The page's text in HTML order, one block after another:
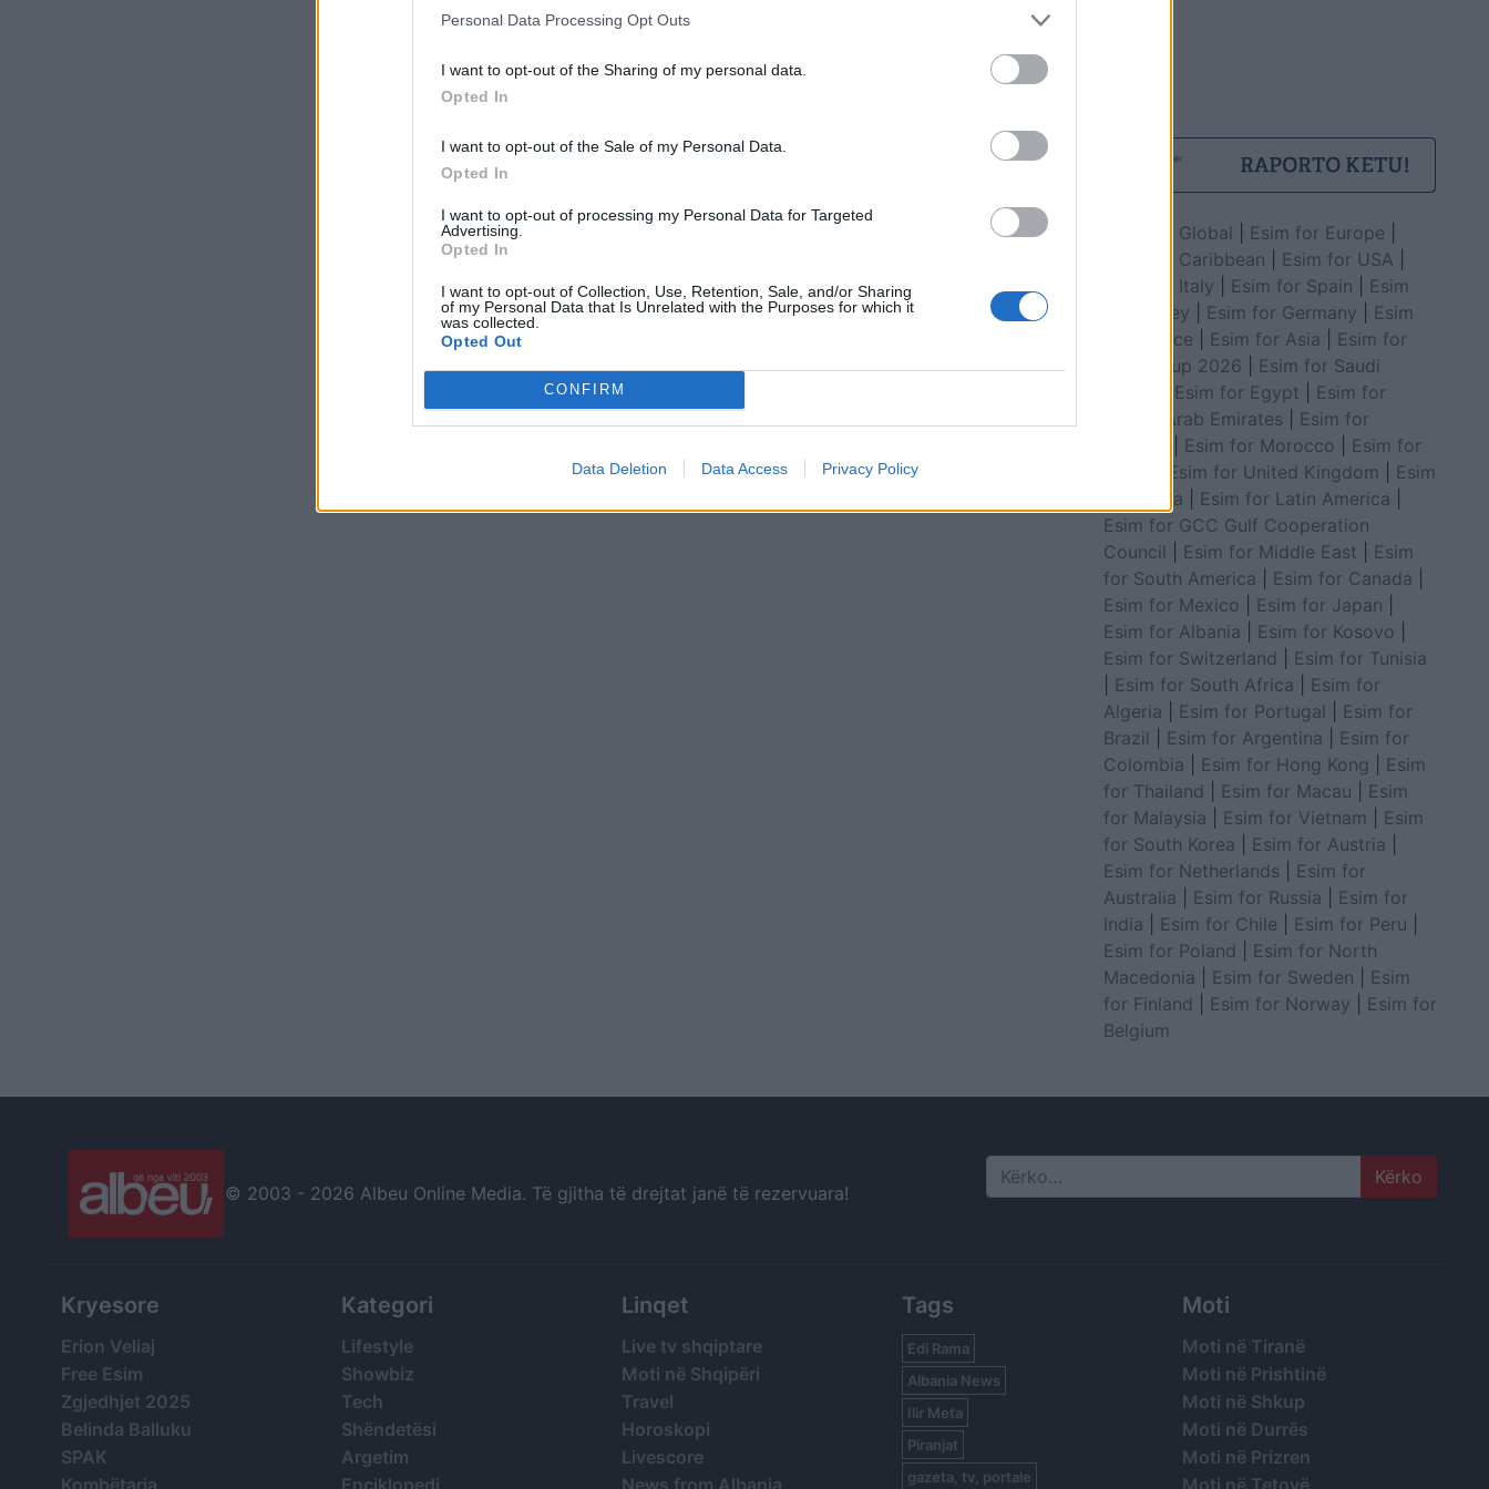
Personal Data Processing Opt Outs
I want to opt-out of the Sharing of my personal data.
Opted In
I want to opt-out of the Sale of my Personal Data.
Opted In
I want to opt-out of processing my Personal Data for Targeted
Advertising.
Opted In
I want to opt-out of Collection, Use, Retention, Sale, and/or Sharing
of my Personal Data that Is Unrelated with the Purposes for which it
was collected.
Opted Out
CONFIRM
Data Deletion Data Access Privacy Policy
Esim for Global Esim for Europe
Esim for Caribbean
Esim for USA
Esim for Italy
Esim for Spain
Esim
for Turkey
Esim for Germany
Esim
for Greece
Esim for Asia
Esim for
World Cup 2026
Esim for Saudi
Esim for Egypt
Esim for
United Arab Emirates
Esim for
Esim for Morocco
Esim for
Esim for United Kingdom
Esim
for Africa
Esim for Latin America
Esim for GCC Gulf Cooperation
Council
Esim for Middle East
Esim
for South America
Esim for Canada
Esim for Mexico
Esim for Japan
Esim for Albania
Esim for Kosovo
Esim for Switzerland
Esim for Tunisia
Esim for South Africa
Esim for
Algeria
Esim for Portugal
Esim for
Brazil
Esim for Argentina
Esim for
Colombia
Esim for Hong Kong
Esim
for Thailand
Esim for Macau
Esim
for Malaysia
Esim for Vietnam
Esim
for South Korea
Esim for Austria
Esim for Netherlands
Esim for
Australia
Esim for Russia
Esim for
India
Esim for Chile Esim for Peru
Esim for Poland
Esim for North
Macedonia
Esim for Sweden
Esim
for Finland
Esim for Norway
Esim for
Belgium
© 2003 - 2026 Albeu Online Media. Të gjitha të drejtat janë të rezervuara! Search
Kryesore
Erion Veliaj
Free Esim
Zgjedhjet 2025
Belinda Balluku
SPAK
Kombëtarja
Kategori
Lifestyle
Showbiz
Tech
Shëndetësi
Argetim
Enciklopedi
Linqet
Live tv shqiptare
Moti në Shqipëri
Travel
Horoskopi
Livescore
News from Albania
Tags
Edi Rama
Albania News
Ilir Meta
Piranjat
gazeta, tv, portale
Moti
Moti në Tiranë
Moti në Prishtinë
Moti në Shkup
Moti në Durrës
Moti në Prizren
Moti në Tetovë